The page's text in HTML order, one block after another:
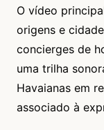
O vídeo
origens e
concierges de
uma trilha
Havaianas em
associado à